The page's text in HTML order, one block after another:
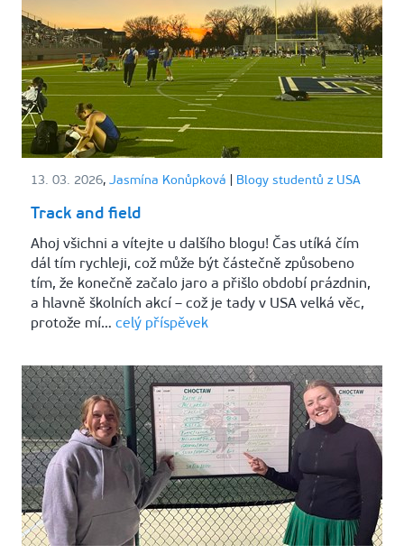
13. 03. 2026, Jasmína Konůpková Blogy studentů z USA
Track and field
Ahoj všichni a vítejte u dalšího blogu! Čas utíká čím
dál tím rychleji, což může být částečně způsobeno
tím, že konečně začalo jaro a přišlo období prázdnin,
a hlavně školních akcí – což je tady v USA velká věc,
protože mí… celý příspěvek